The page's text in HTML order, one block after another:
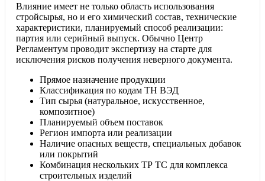
Влияние имеет не только область использования
стройсырья, но и его химический состав, технические
характеристики, планируемый способ реализации:
партия или серийный выпуск. Обычно Центр
Регламентум проводит экспертизу на старте для
исключения рисков получения неверного документа.
Прямое назначение продукции
Классификация по кодам ТН ВЭД
Тип сырья (натуральное, искусственное,
композитное)
Планируемый объем поставок
Регион импорта или реализации
Наличие опасных веществ, специальных добавок
или покрытий
Комбинация нескольких ТР ТС для комплекса
строительных изделий